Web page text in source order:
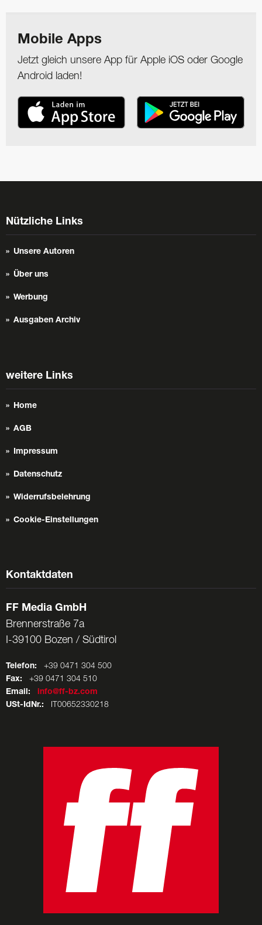
Mobile Apps
Jetzt gleich unsere App für Apple iOS oder Google
Android laden!
Nützliche Links
Unsere Autoren
Über uns
Werbung
Ausgaben Archiv
weitere Links
Home
AGB
Impressum
Datenschutz
Widerrufsbelehrung
Cookie-Einstellungen
Kontaktdaten
FF Media GmbH
Brennerstraße 7a
I-39100 Bozen / Südtirol
Telefon: +39 0471 304 500
Fax: +39 0471 304 510
Email:
info@ff-bz.com
USt-IdNr.: IT00652330218